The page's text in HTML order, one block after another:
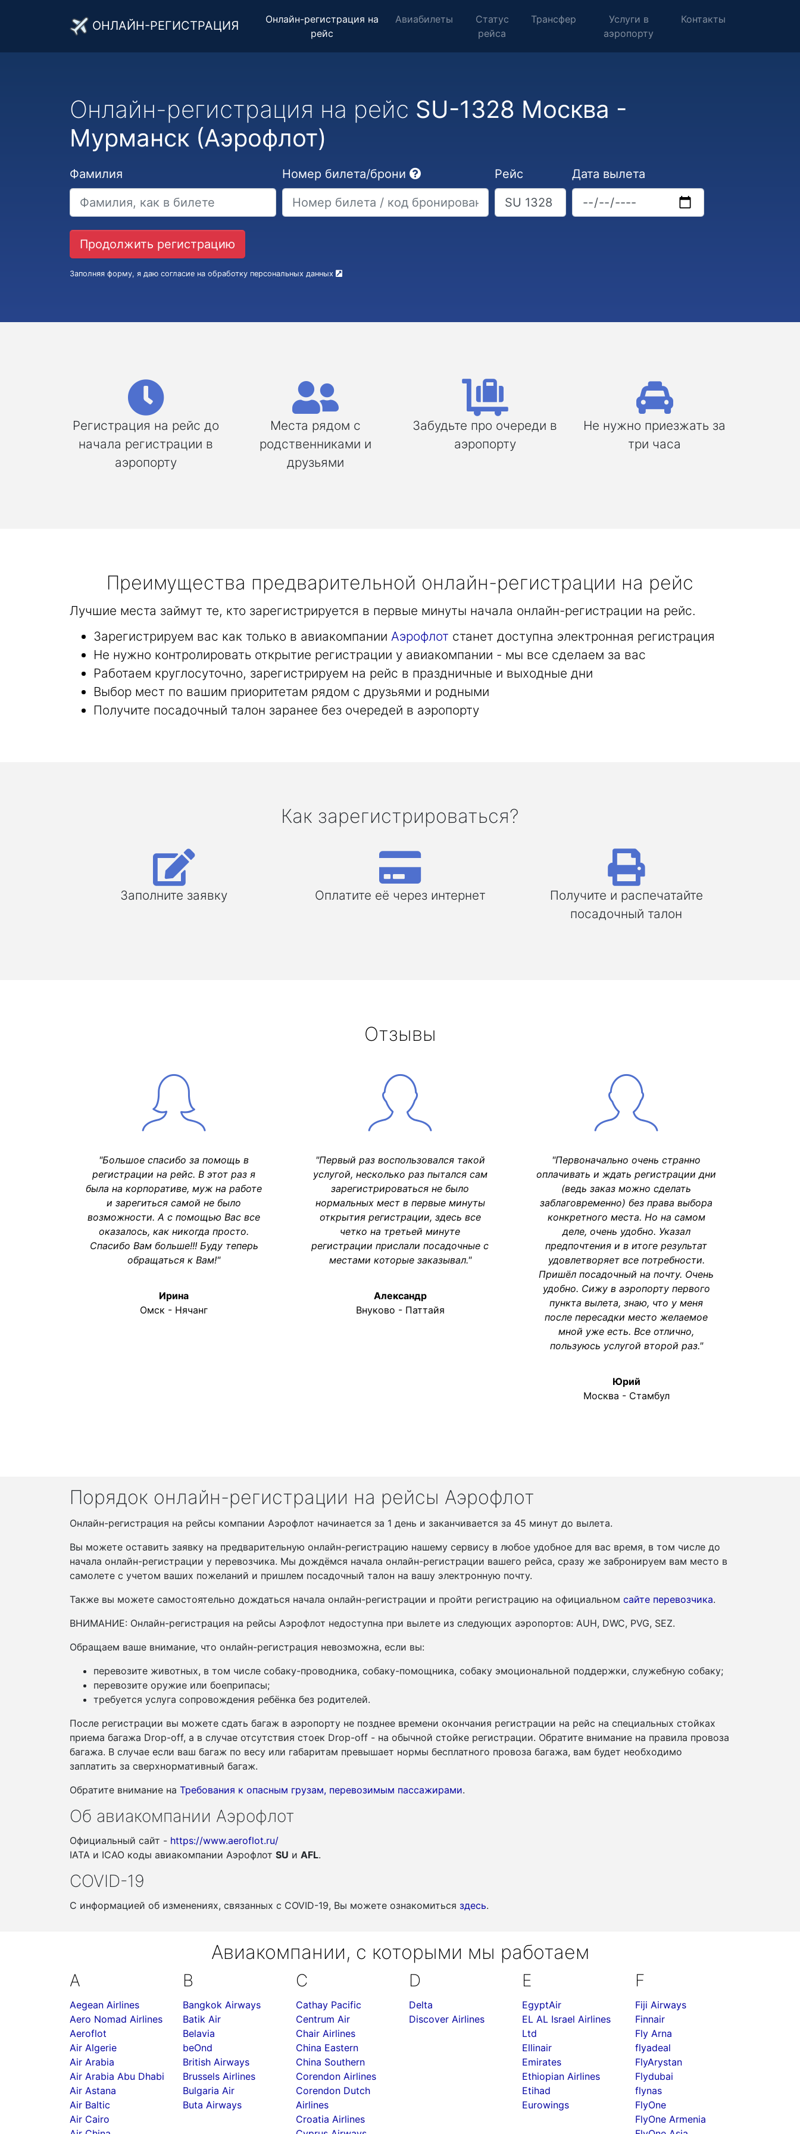
ОНЛАЙН-РЕГИСТРАЦИЯ
Онлайн-регистрация на
рейс
Авиабилеты
Статус
рейса
Трансфер
Услуги в
аэропорту
Контакты
Онлайн-регистрация на рейс SU-1328 Москва -
Мурманск (Аэрофлот)
Фамилия Номер билета/брони Рейс Дата вылета
Заполняя форму, я даю согласие на обработку персональных данных
Регистрация на рейс до
начала регистрации в
аэропорту
Места рядом с
родственниками и
друзьями
Забудьте про очереди в
аэропорту
Не нужно приезжать за
три часа
Преимущества предварительной онлайн-регистрации на рейс
Лучшие места займут те, кто зарегистрируется в первые минуты начала онлайн-регистрации на рейс.
Зарегистрируем вас как только в авиакомпании Аэрофлот станет доступна электронная регистрация
Не нужно контролировать открытие регистрации у авиакомпании - мы все сделаем за вас
Работаем круглосуточно, зарегистрируем на рейс в праздничные и выходные дни
Выбор мест по вашим приоритетам рядом с друзьями и родными
Получите посадочный талон заранее без очередей в аэропорту
Как зарегистрироваться?
Заполните заявку Оплатите её через интернет
Получите и распечатайте
посадочный талон
Отзывы
"Большое спасибо за помощь в
регистрации на рейс. В этот раз я
была на корпоративе, муж на работе
и зарегиться самой не было
возможности. А с помощью Вас все
оказалось, как никогда просто.
Спасибо Вам больше!!! Буду теперь
обращаться к Вам!"
Ирина
Омск - Нячанг
"Первый раз воспользовался такой
услугой, несколько раз пытался сам
зарегистрироваться не было
нормальных мест в первые минуты
открытия регистрации, здесь все
четко на третьей минуте
регистрации прислали посадочные с
местами которые заказывал."
Александр
Внуково - Паттайя
"Первоначально очень странно
оплачивать и ждать регистрации дни
(ведь заказ можно сделать
заблаговременно) без права выбора
конкретного места. Но на самом
деле, очень удобно. Указал
предпочтения и в итоге результат
удовлетворяет все потребности.
Пришёл посадочный на почту. Очень
удобно. Сижу в аэропорту первого
пункта вылета, знаю, что у меня
после пересадки место желаемое
мной уже есть. Все отлично,
пользуюсь услугой второй раз."
Юрий
Москва - Стамбул
Порядок онлайн-регистрации на рейсы Аэрофлот
Онлайн-регистрация на рейсы компании Аэрофлот начинается за 1 день и заканчивается за 45 минут до вылета.
Вы можете оставить заявку на предварительную онлайн-регистрацию нашему сервису в любое удобное для вас время, в том числе до
начала онлайн-регистрации у перевозчика. Мы дождёмся начала онлайн-регистрации вашего рейса, сразу же забронируем вам место в
самолете с учетом ваших пожеланий и пришлем посадочный талон на вашу электронную почту.
Также вы можете самостоятельно дождаться начала онлайн-регистрации и пройти регистрацию на официальном сайте перевозчика.
ВНИМАНИЕ: Онлайн-регистрация на рейсы Аэрофлот недоступна при вылете из следующих аэропортов: AUH, DWC, PVG, SEZ.
Обращаем ваше внимание, что онлайн-регистрация невозможна, если вы:
перевозите животных, в том числе собаку-проводника, собаку-помощника, собаку эмоциональной поддержки, служебную собаку;
перевозите оружие или боеприпасы;
требуется услуга сопровождения ребёнка без родителей.
После регистрации вы можете сдать багаж в аэропорту не позднее времени окончания регистрации на рейс на специальных стойках
приема багажа Drop-off, а в случае отсутствия стоек Drop-off - на обычной стойке регистрации. Обратите внимание на правила провоза
багажа. В случае если ваш багаж по весу или габаритам превышает нормы бесплатного провоза багажа, вам будет необходимо
заплатить за сверхнормативный багаж.
Обратите внимание на Требования к опасным грузам, перевозимым пассажирами.
Об авиакомпании Аэрофлот
Официальный сайт - https://www.aeroflot.ru/
IATA и ICAO коды авиакомпании Аэрофлот SU и AFL.
COVID-19
С информацией об изменениях, связанных c COVID-19, Вы можете ознакомиться здесь.
Авиакомпании, с которыми мы работаем
A
Aegean Airlines
Aero Nomad Airlines
Aeroflot
Air Algerie
Air Arabia
Air Arabia Abu Dhabi
Air Astana
Air Baltic
Air Cairo
B
Bangkok Airways
Batik Air
Belavia
beOnd
British Airways
Brussels Airlines
Bulgaria Air
Buta Airways
C
Cathay Pacific
Centrum Air
Chair Airlines
China Eastern
China Southern
Corendon Airlines
Corendon Dutch
Airlines
Croatia Airlines
D
Delta
Discover Airlines
E
EgyptAir
EL AL Israel Airlines
Ltd
Ellinair
Emirates
Ethiopian Airlines
Etihad
Eurowings
F
Fiji Airways
Finnair
Fly Arna
flyadeal
FlyArystan
Flydubai
flynas
FlyOne
FlyOne Armenia